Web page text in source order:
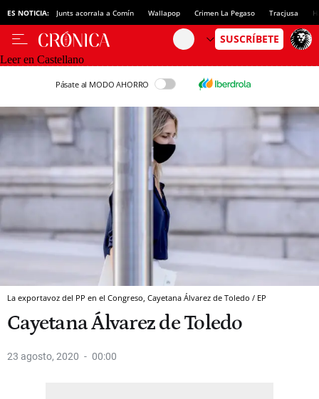
ES NOTICIA: Junts acorrala a Comín Wallapop Crimen La Pegaso Tracjusa
Leer en Castellano
Pásate al MODO AHORRO
La exportavoz del PP en el Congreso, Cayetana Álvarez de Toledo / EP
Cayetana Álvarez de Toledo
23 agosto, 2020 00:00